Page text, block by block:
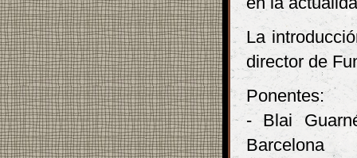
La
director de
Ponentes:
- Blai
Barcelona